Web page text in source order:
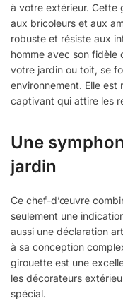
à votre extérieur. Cette
aux bricoleurs et aux
robuste et résiste aux
homme avec son fidèle
votre jardin ou toit, se
environnement. Elle
captivant qui attire les
Une
jardin
Ce chef-d’œuvre
seulement une
aussi une déclaration
à sa conception
girouette est une
les décorateurs
spécial.